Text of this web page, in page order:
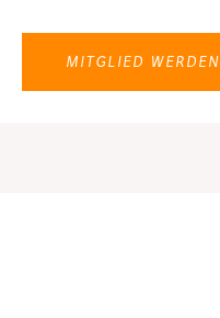
MITGLIED WERDEN